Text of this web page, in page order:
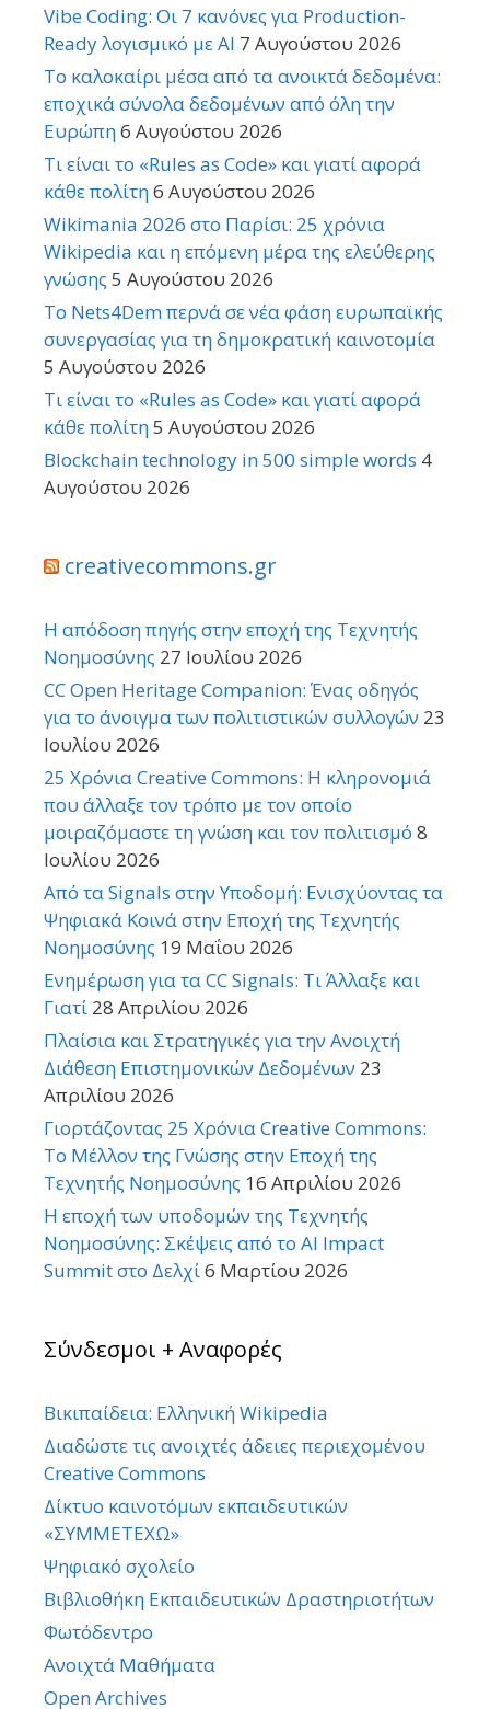
Vibe Coding: Οι 7 κανόνες για Production-
Ready λογισμικό με AI 7 Αυγούστου 2026
Το καλοκαίρι μέσα από τα ανοικτά δεδομένα:
εποχικά σύνολα δεδομένων από όλη την
Ευρώπη6 Αυγούστου 2026
Τι είναι το «Rules as Code» και γιατί αφορά
κάθε πολίτη6 Αυγούστου 2026
Wikimania 2026 στο Παρίσι: 25 χρόνια
Wikipedia και η επόμενη μέρα της ελεύθερης
γνώσης 5 Αυγούστου 2026
Το Nets4Dem περνά σε νέα φάση ευρωπαϊκής
συνεργασίας για τη δημοκρατική καινοτομία
5 Αυγούστου 2026
Τι είναι το «Rules as Code» και γιατί αφορά
κάθε πολίτη5 Αυγούστου 2026
Blockchain technology in 500 simple words 4
Αυγούστου 2026
creativecommons.gr
Η απόδοση πηγής στην εποχή της Τεχνητής
Νοημοσύνης 27 Ιουλίου 2026
CC Open Heritage Companion: Ένας οδηγός
για το άνοιγμα των πολιτιστικών συλλογών 23
Ιουλίου 2026
25 Χρόνια Creative Commons: Η κληρονομιά
που άλλαξε τον τρόπο με τον οποίο
μοιραζόμαστε τη γνώση και τον πολιτισμό 8
Ιουλίου 2026
Από τα Signals στην Υποδομή: Ενισχύοντας τα
Ψηφιακά Κοινά στην Εποχή της Τεχνητής
Νοημοσύνης 19 Μαΐου 2026
Ενημέρωση για τα CC Signals: Τι Άλλαξε και
Γιατί 28 Απριλίου 2026
Πλαίσια και Στρατηγικές για την Ανοιχτή
Διάθεση Επιστημονικών Δεδομένων 23
Απριλίου 2026
Γιορτάζοντας 25 Χρόνια Creative Commons:
Το Μέλλον της Γνώσης στην Εποχή της
Τεχνητής Νοημοσύνης 16 Απριλίου 2026
Η εποχή των υποδομών της Τεχνητής
Νοημοσύνης: Σκέψεις από το AI Impact
Summit στο Δελχί6 Μαρτίου 2026
Σύνδεσμοι + Αναφορές
Βικιπαίδεια: Ελληνική Wikipedia
Διαδώστε τις ανοιχτές άδειες περιεχομένου
Creative Commons
Δίκτυο καινοτόμων εκπαιδευτικών
«ΣΥΜΜΕΤΕΧΩ»
Ψηφιακό σχολείο
Βιβλιοθήκη Εκπαιδευτικών Δραστηριοτήτων
Φωτόδεντρο
Ανοιχτά Μαθήματα
Open Archives